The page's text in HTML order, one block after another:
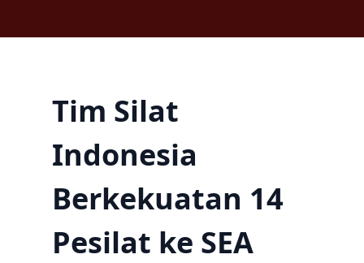
Tim Silat
Indonesia
Berkekuatan 14
Pesilat ke SEA